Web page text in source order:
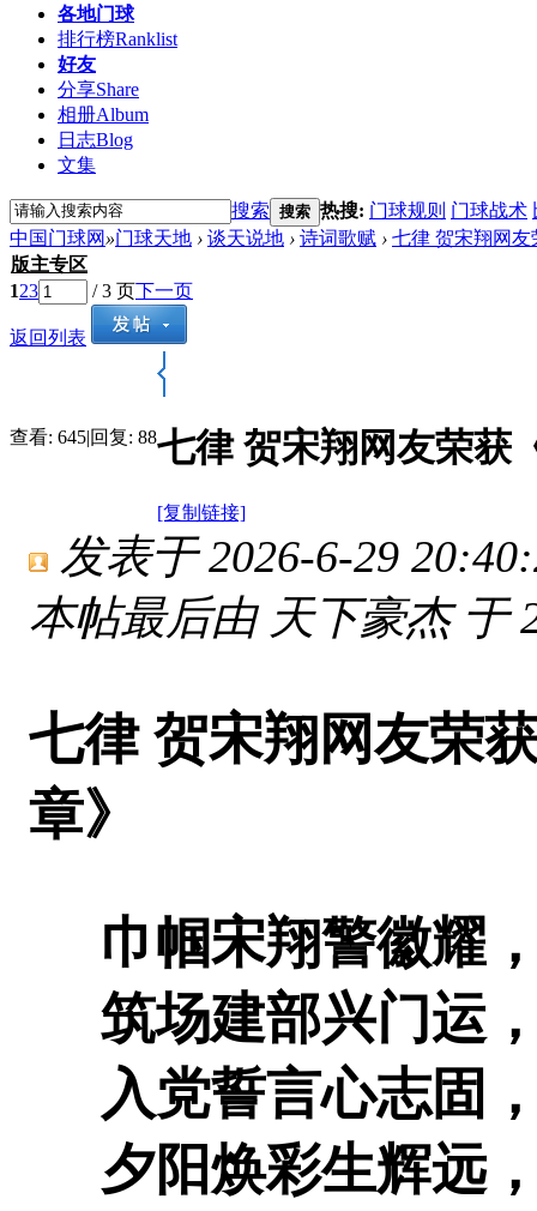
各地门球
排行榜Ranklist
好友
分享Share
相册Album
日志Blog
文集
搜索 搜索 热搜: 门球规则 门球战术
中国门球网 »门球天地 › 谈天说地 › 诗词歌赋 › 七律 贺宋翔网
版主专区
123 / 3 页下一页
返回列表
查看: 645|回复: 88七律 贺宋翔网友荣获
[复制链接]
发表于 2026-6-29
本帖最后由 天下豪杰 于
七律 贺宋翔网友荣
章》
巾帼宋翔警徽耀
筑场建部兴门运
入党誓言心志固
夕阳焕彩生辉远